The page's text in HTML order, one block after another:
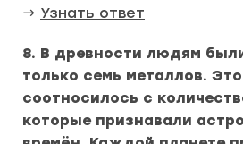
→ Узнать ответ
8. В древности людям
только семь металлов.
соотносилось с
которые признавали